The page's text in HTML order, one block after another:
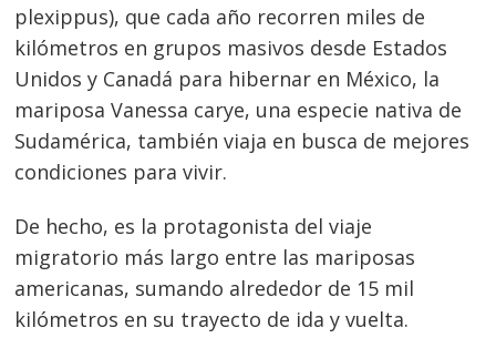
plexippus), que cada año recorren miles de
kilómetros en grupos masivos desde Estados
Unidos y Canadá para hibernar en México, la
mariposa Vanessa carye, una especie nativa de
Sudamérica, también viaja en busca de mejores
condiciones para vivir.
De hecho, es la protagonista del viaje
migratorio más largo entre las mariposas
americanas, sumando alrededor de 15 mil
kilómetros en su trayecto de ida y vuelta.